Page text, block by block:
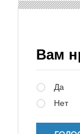
Вам
Да
Нет